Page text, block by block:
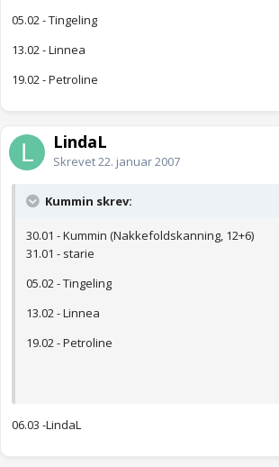
05.02 - Tingeling
13.02 - Linnea
19.02 - Petroline
LindaL
Skrevet22. januar 2007
Kummin skrev:
30.01 - Kummin (Nakkefoldskanning, 12+6)
31.01 - starie
05.02 - Tingeling
13.02 - Linnea
19.02 - Petroline
06.03 -LindaL